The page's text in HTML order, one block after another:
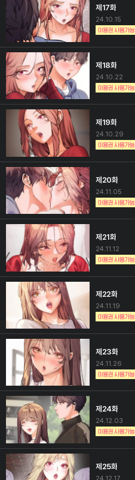
제17화
24.10.15
제18화
24.10.22
제19화
24.10.29
제20화
24.11.05
제21화
24.11.12
제22화
24.11.19
제23화
24.11.26
제24화
24.12.03
제25화
24.12.17